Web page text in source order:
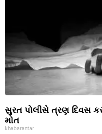
સુરત પોલીસે ત્રણ દિવસ
મોત
khabarantar